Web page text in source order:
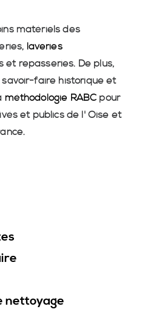
matériels des
laveries
et repasseries. De plus,
savoir-faire historique et
méthodologie RABC pour
et publics de l' Oise et
nettoyage